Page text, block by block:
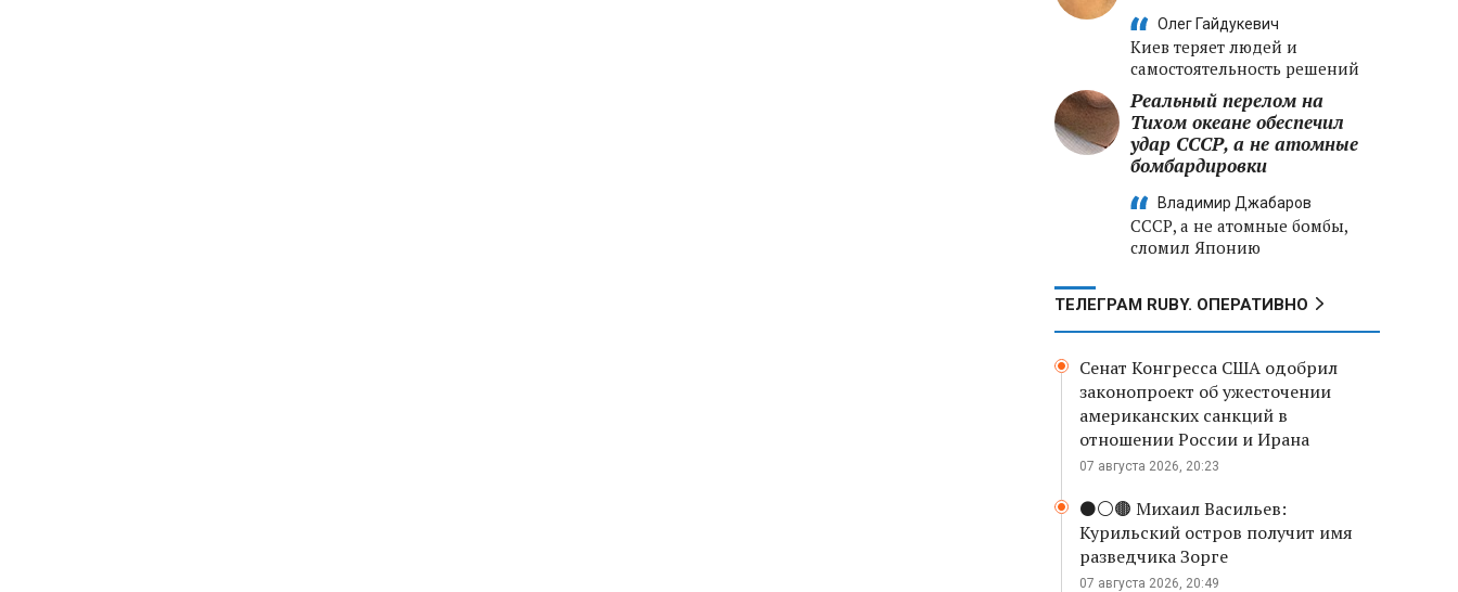
Олег Гайдукевич
Киев теряет людей и
самостоятельность решений
Реальный перелом на
Тихом океане обеспечил
удар СССР, а не атомные
бомбардировки
Владимир Джабаров
СССР, а не атомные бомбы,
сломил Японию
ТЕЛЕГРАМ RUBY. ОПЕРАТИВНО
Сенат Конгресса США одобрил
законопроект об ужесточении
американских санкций в
отношении России и Ирана
07 августа 2026, 20:23
⚫️⚪️🟤 Михаил Васильев:
Курильский остров получит имя
разведчика Зорге
07 августа 2026, 20:49